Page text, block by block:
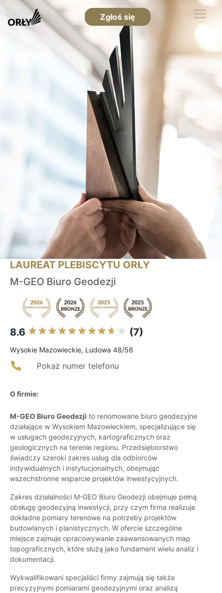
Zgłoś się
LAUREAT PLEBISCYTU ORŁY
M-GEO Biuro Geodezji
8.6 (7)
Wysokie Mazowieckie, Ludowa 48/56
Pokaż numer telefonu
O firmie:
M-GEO Biuro Geodezji to renomowane biuro geodezyjne
działające w Wysokiem Mazowieckiem, specjalizujące się
w usługach geodezyjnych, kartograficznych oraz
geologicznych na terenie regionu. Przedsiębiorstwo
świadczy szeroki zakres usług dla odbiorców
indywidualnych i instytucjonalnych, obejmując
wszechstronne wsparcie projektów inwestycyjnych.
Zakres działalności M-GEO Biuro Geodezji obejmuje pełną
obsługę geodezyjną inwestycji, przy czym firma realizuje
dokładne pomiary terenowe na potrzeby projektów
budowlanych i planistycznych. W ofercie szczególne
miejsce zajmuje opracowywanie zaawansowanych map
topograficznych, które służą jako fundament wielu analiz i
dokumentacji.
Wykwalifikowani specjaliści firmy zajmują się także
precyzyjnymi pomiarami geodezyjnymi oraz analizą